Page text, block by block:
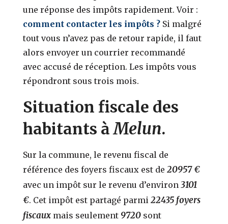
une réponse des impôts rapidement. Voir :
comment contacter les impôts ? Si malgré
tout vous n’avez pas de retour rapide, il faut
alors envoyer un courrier recommandé
avec accusé de réception. Les impôts vous
répondront sous trois mois.
Situation fiscale des
habitants àMelun.
Sur la commune, le revenu fiscal de
référence des foyers fiscaux est de20957 €
avec un impôt sur le revenu d’environ 3101
€. Cet impôt est partagé parmi22435 foyers
fiscaux mais seulement 9720 sont